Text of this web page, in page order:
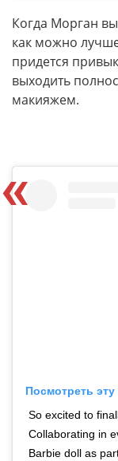
Когда Морган
как можно
придется
выходить
макияжем.
Посмотреть
So excited to
Collaborating in
Barbie doll as